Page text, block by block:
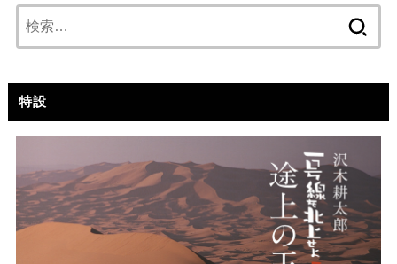
特設